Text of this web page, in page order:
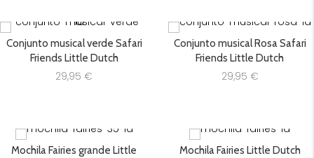
Conjunto musical verde Safari
Friends Little Dutch
29,95 €
Conjunto musical Rosa Safari
Friends Little Dutch
29,95 €
Mochila Fairies grande Little
Mochila Fairies Little Dutch